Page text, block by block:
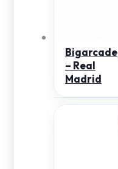
Bigarcade
– Real
Madrid